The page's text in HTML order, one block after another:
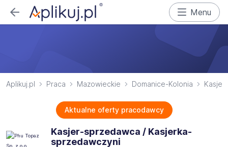
Menu
Aplikuj.pl Praca Mazowieckie Domanice-Kolonia Kasjer
Aktualne oferty pracodawcy
Kasjer-sprzedawca / Kasjerka-
sprzedawczyni